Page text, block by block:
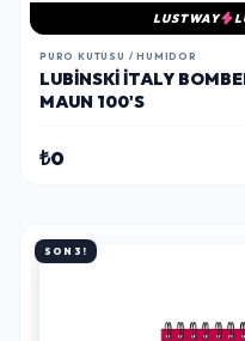
LUSTWAY
PURO KUTUSU / HUMIDOR
LUBINSKI İTALY
MAUN 100'S
₺0
SON 3!